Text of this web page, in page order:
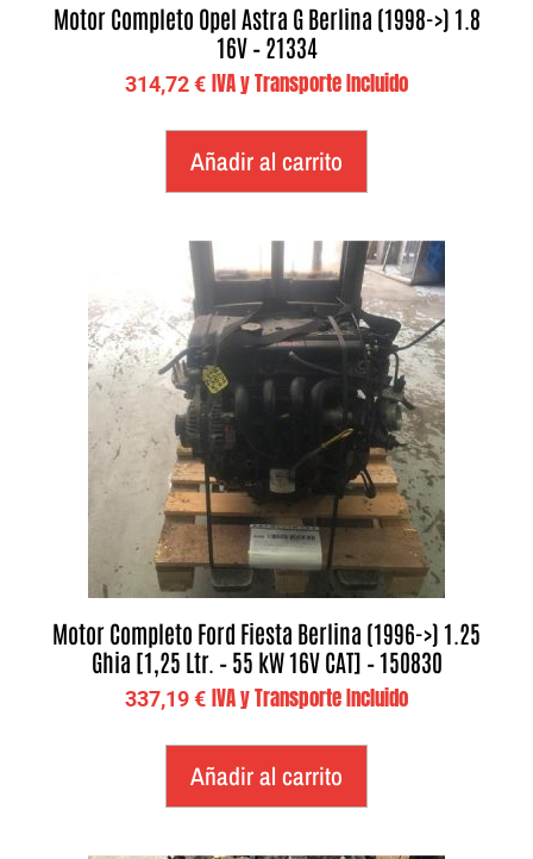
Motor Completo Opel Astra G Berlina (1998->) 1.8
16V – 21334
314,72€ IVA y Transporte Incluido
Añadir al carrito
Motor Completo Ford Fiesta Berlina (1996->) 1.25
Ghia [1,25 Ltr. – 55 kW 16V CAT] – 150830
337,19€ IVA y Transporte Incluido
Añadir al carrito